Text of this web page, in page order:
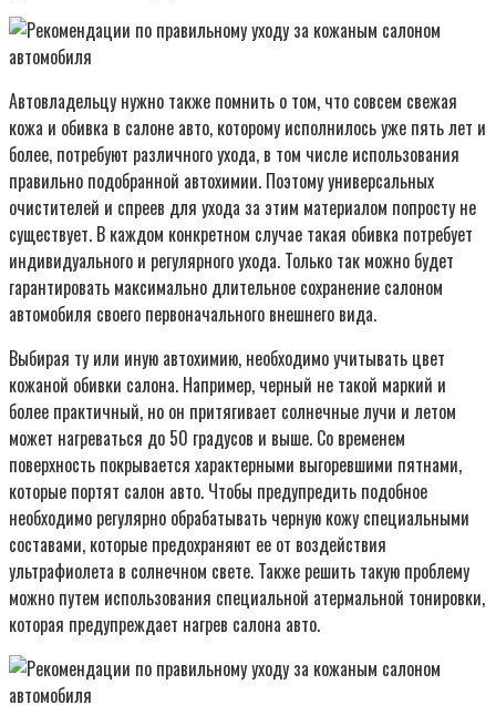
Автовладельцу нужно также помнить о том, что совсем свежая
кожа и обивка в салоне авто, которому исполнилось уже пять лет и
более, потребуют различного ухода, в том числе использования
правильно подобранной автохимии. Поэтому универсальных
очистителей и спреев для ухода за этим материалом попросту не
существует. В каждом конкретном случае такая обивка потребует
индивидуального и регулярного ухода. Только так можно будет
гарантировать максимально длительное сохранение салоном
автомобиля своего первоначального внешнего вида.
Выбирая ту или иную автохимию, необходимо учитывать цвет
кожаной обивки салона. Например, черный не такой маркий и
более практичный, но он притягивает солнечные лучи и летом
может нагреваться до 50 градусов и выше. Со временем
поверхность покрывается характерными выгоревшими пятнами,
которые портят салон авто. Чтобы предупредить подобное
необходимо регулярно обрабатывать черную кожу специальными
составами, которые предохраняют ее от воздействия
ультрафиолета в солнечном свете. Также решить такую проблему
можно путем использования специальной атермальной тонировки,
которая предупреждает нагрев салона авто.